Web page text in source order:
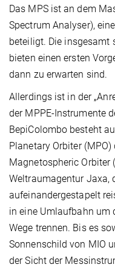
Das MPS ist an dem
Spectrum Analyser),
beteiligt. Die insgesamt
bieten einen ersten
dann zu erwarten sind.
Allerdings ist in der
der MPPE-Instrumente
BepiColombo besteht
Planetary Orbiter
Magnetospheric Orbiter
Weltraumagentur Jaxa,
aufeinandergestapelt
in eine Umlaufbahn um
Wege trennen. Bis es
Sonnenschild von MIO
der Sicht der